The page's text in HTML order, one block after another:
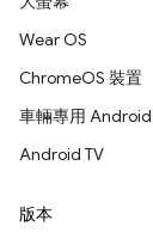
Wear OS
ChromeOS 裝置
車輛專用 Android
Android TV
版本